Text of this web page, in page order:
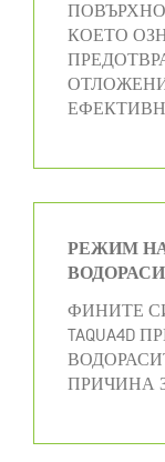
КОЕТО
РЕЖИМ
ФИНИТЕ
TAQUA4D
ПРИЧИНА